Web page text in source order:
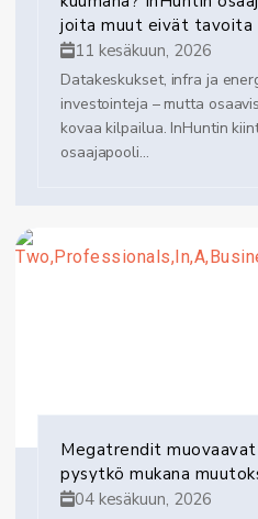
joita muut eivät tavoita
11 kesäkuun, 2026
Datakeskukset, infra ja
investointeja – mutta
kovaa kilpailua. InHuntin
osaajapooli...
Megatrendit
pysytkö mukana
04 kesäkuun, 2026